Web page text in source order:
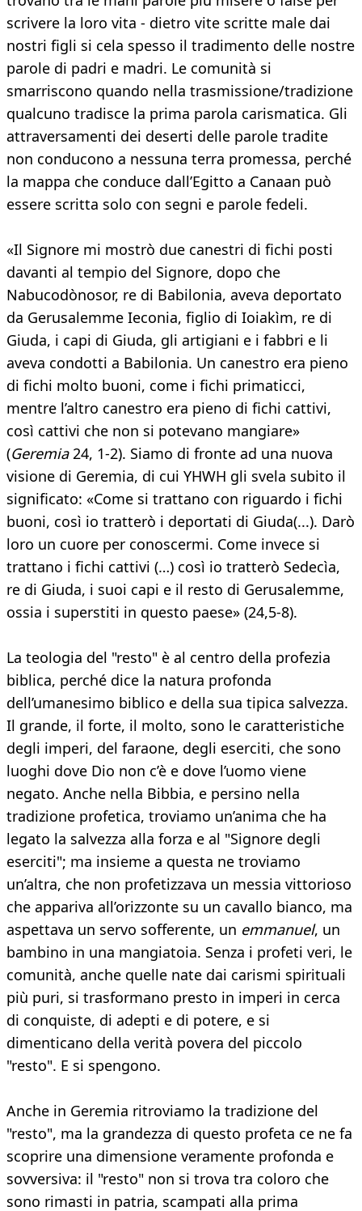
scrivere la loro vita - dietro vite scritte male dai
nostri figli si cela spesso il tradimento delle nostre
parole di padri e madri. Le comunità si
smarriscono quando nella trasmissione/tradizione
qualcuno tradisce la prima parola carismatica. Gli
attraversamenti dei deserti delle parole tradite
non conducono a nessuna terra promessa, perché
la mappa che conduce dall’Egitto a Canaan può
essere scritta solo con segni e parole fedeli.
«Il Signore mi mostrò due canestri di fichi posti
davanti al tempio del Signore, dopo che
Nabucodònosor, re di Babilonia, aveva deportato
da Gerusalemme Ieconia, figlio di Ioiakìm, re di
Giuda, i capi di Giuda, gli artigiani e i fabbri e li
aveva condotti a Babilonia. Un canestro era pieno
di fichi molto buoni, come i fichi primaticci,
mentre l’altro canestro era pieno di fichi cattivi,
così cattivi che non si potevano mangiare»
(Geremia24, 1-2). Siamo di fronte ad una nuova
visione di Geremia, di cui YHWH gli svela subito il
significato: «Come si trattano con riguardo i fichi
buoni, così io tratterò i deportati di Giuda(...). Darò
loro un cuore per conoscermi. Come invece si
trattano i fichi cattivi (…) così io tratterò Sedecìa,
re di Giuda, i suoi capi e il resto di Gerusalemme,
ossia i superstiti in questo paese» (24,5-8).
La teologia del "resto" è al centro della profezia
biblica, perché dice la natura profonda
dell’umanesimo biblico e della sua tipica salvezza.
Il grande, il forte, il molto, sono le caratteristiche
degli imperi, del faraone, degli eserciti, che sono
luoghi dove Dio non c’è e dove l’uomo viene
negato. Anche nella Bibbia, e persino nella
tradizione profetica, troviamo un’anima che ha
legato la salvezza alla forza e al "Signore degli
eserciti"; ma insieme a questa ne troviamo
un’altra, che non profetizzava un messia vittorioso
che appariva all’orizzonte su un cavallo bianco, ma
aspettava un servo sofferente, un emmanuel, un
bambino in una mangiatoia. Senza i profeti veri, le
comunità, anche quelle nate dai carismi spirituali
più puri, si trasformano presto in imperi in cerca
di conquiste, di adepti e di potere, e si
dimenticano della verità povera del piccolo
"resto". E si spengono.
Anche in Geremia ritroviamo la tradizione del
"resto", ma la grandezza di questo profeta ce ne fa
scoprire una dimensione veramente profonda e
sovversiva: il "resto" non si trova tra coloro che
sono rimasti in patria, scampati alla prima